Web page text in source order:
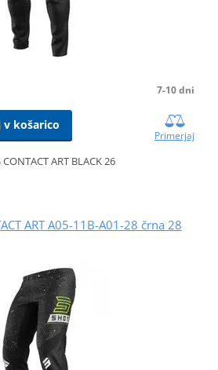
7-10 dni
v košarico
Primerjaj
CONTACT ART BLACK 26
ART A05-11B-A01-28 črna 28